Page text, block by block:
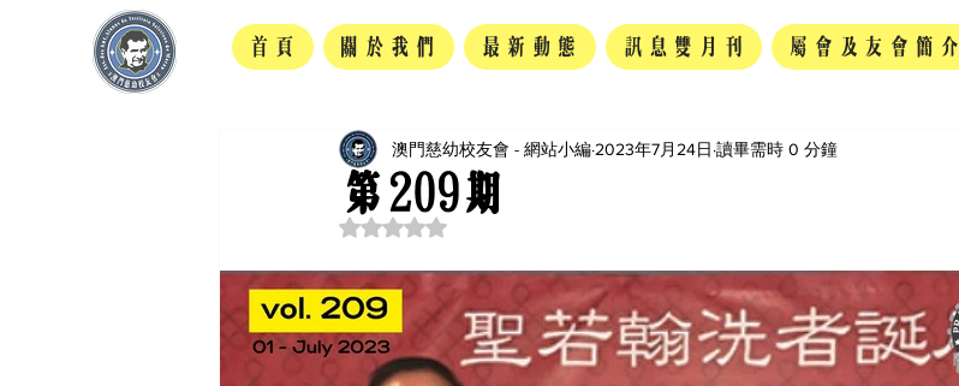
首頁 關於我們 最新動態 訊息雙月刊 屬會及友會簡介
第209期
澳門慈幼校友會 - 網站小編 2023年7月24日 讀畢需時 0 分鐘
評等為 NaN（最高為 5 顆星）。